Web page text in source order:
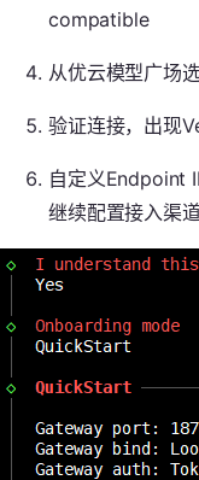
compatible
从优云模型广场
验证连接，出现
自定义Endpoint
继续配置接入渠